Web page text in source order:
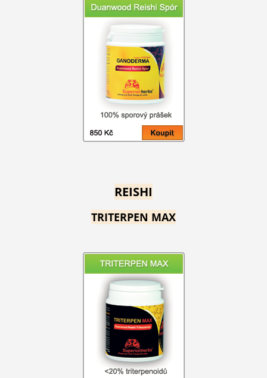
REISHI
TRITERPEN MAX